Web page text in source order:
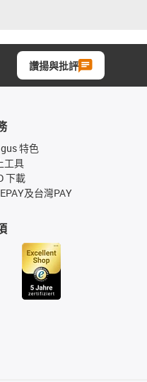
讚揚與批評
特色
工具
下載
及台灣PAY